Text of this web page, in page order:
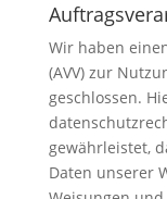
Wir haben
(AVV) zur
geschlossen.
gewährleistet,
Daten unserer